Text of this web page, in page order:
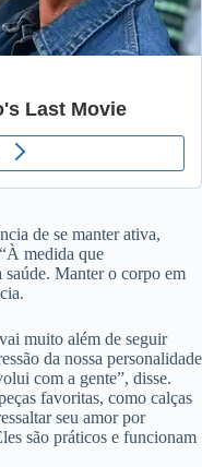
de se manter ativa,
medida que
saúde. Manter o corpo em
muito além de seguir
da nossa personalidade
com a gente”, disse.
favoritas, como calças
seu amor por
são práticos e funcionam